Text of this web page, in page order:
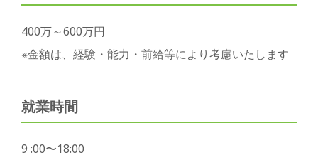
400万～600万円
※金額は、経験・能力・前給等により考慮いたします
就業時間
9 :00〜18:00